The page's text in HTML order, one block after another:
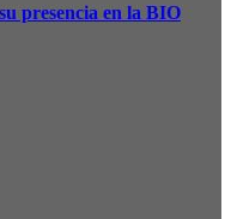
presencia en la BIO